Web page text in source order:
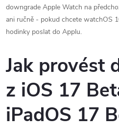
downgrade Apple Watch na
ani ručně - pokud chcete watchOS
hodinky poslat do Applu.
Jak provést
z iOS 17
iPadOS 17